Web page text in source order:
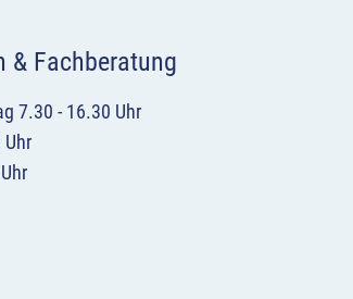
& Fachberatung
7.30 - 16.30 Uhr
Uhr